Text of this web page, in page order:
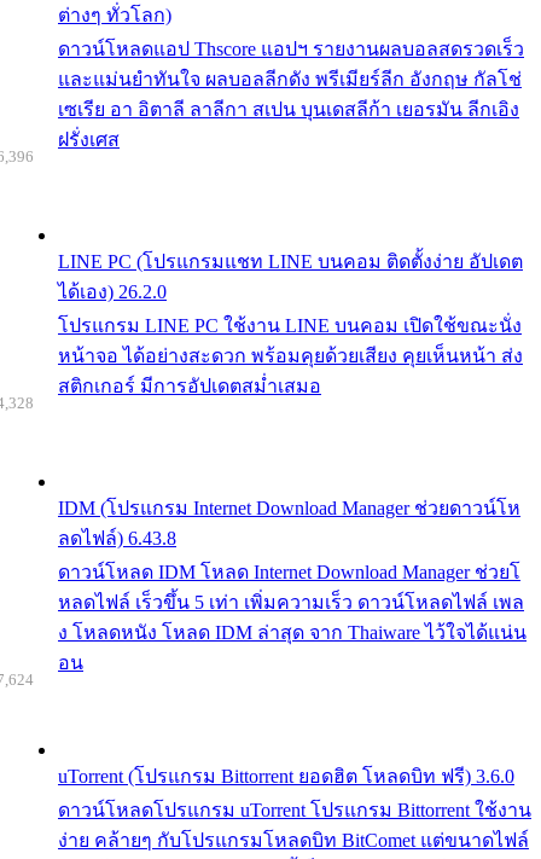
ต่างๆ ทั่วโลก)
ดาวน์โหลดแอป Thscore แอปฯ รายงานผลบอลสดรวดเร็ว
และแม่นยำทันใจ ผลบอลลีกดัง พรีเมียร์ลีก อังกฤษ กัลโช่
เซเรีย อา อิตาลี ลาลีกา สเปน บุนเดสลีก้า เยอรมัน ลีกเอิง
ฝรั่งเศส
LINE PC (โปรแกรมแชท LINE บนคอม ติดตั้งง่าย อัปเดต
ได้เอง) 26.2.0
โปรแกรม LINE PC ใช้งาน LINE บนคอม เปิดใช้ขณะนั่ง
หน้าจอ ได้อย่างสะดวก พร้อมคุยด้วยเสียง คุยเห็นหน้า ส่ง
สติกเกอร์ มีการอัปเดตสม่ำเสมอ
IDM (โปรแกรม Internet Download Manager ช่วยดาวน์โห
ลดไฟล์) 6.43.8
ดาวน์โหลด IDM โหลด Internet Download Manager ช่วยโ
หลดไฟล์ เร็วขึ้น 5 เท่า เพิ่มความเร็ว ดาวน์โหลดไฟล์ เพล
ง โหลดหนัง โหลด IDM ล่าสุด จาก Thaiware ไว้ใจได้แน่น
อน
uTorrent (โปรแกรม Bittorrent ยอดฮิต โหลดบิท ฟรี) 3.6.0
ดาวน์โหลดโปรแกรม uTorrent โปรแกรม Bittorrent ใช้งาน
ง่าย คล้ายๆ กับโปรแกรมโหลดบิท BitComet แต่ขนาดไฟล์